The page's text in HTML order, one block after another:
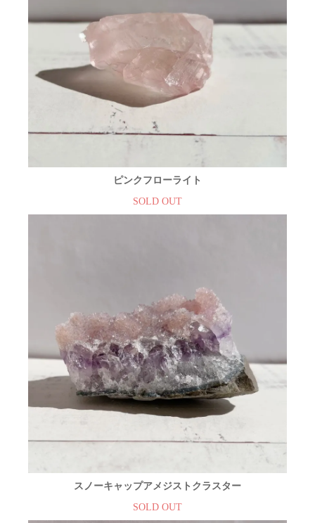
ピンクフローライト
SOLD OUT
スノーキャップアメジストクラスター
SOLD OUT